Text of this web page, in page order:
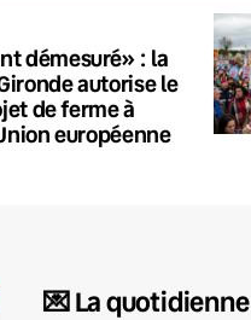
démesuré» : la
autorise le
de ferme à
européenne
💌 La quotidienne